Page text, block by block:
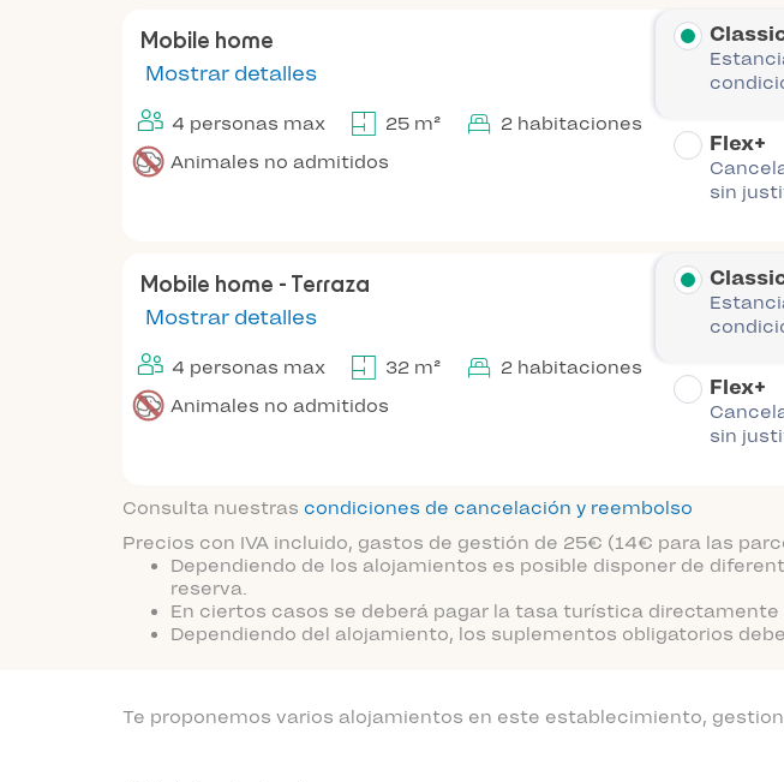
Mobile home
Mostrar detalles
4 personas max 25 m²
2 habitaciones
Animales no admitidos
Flex+
sin
Mobile home - Terraza
Mostrar detalles
4 personas max 32 m²
2 habitaciones
Animales no admitidos
Flex+
sin
Consulta nuestras condiciones de cancelación y reembolso
Precios con IVA incluido, gastos de gestión de 25€ (14€ para las
Dependiendo de los alojamientos es posible disponer de
reserva.
En ciertos casos se deberá pagar la tasa turística directamente
Dependiendo del alojamiento, los suplementos obligatorios
Te proponemos varios alojamientos en este establecimiento,